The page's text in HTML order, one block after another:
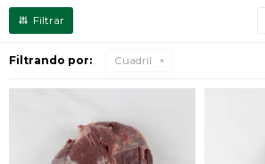
Filtrando por: Cuadril